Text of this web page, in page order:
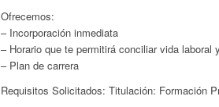
Ofrecemos:
– Incorporación inmediata
– Horario que te permitirá conciliar vida laboral
– Plan de carrera
Requisitos Solicitados: Titulación: Formación